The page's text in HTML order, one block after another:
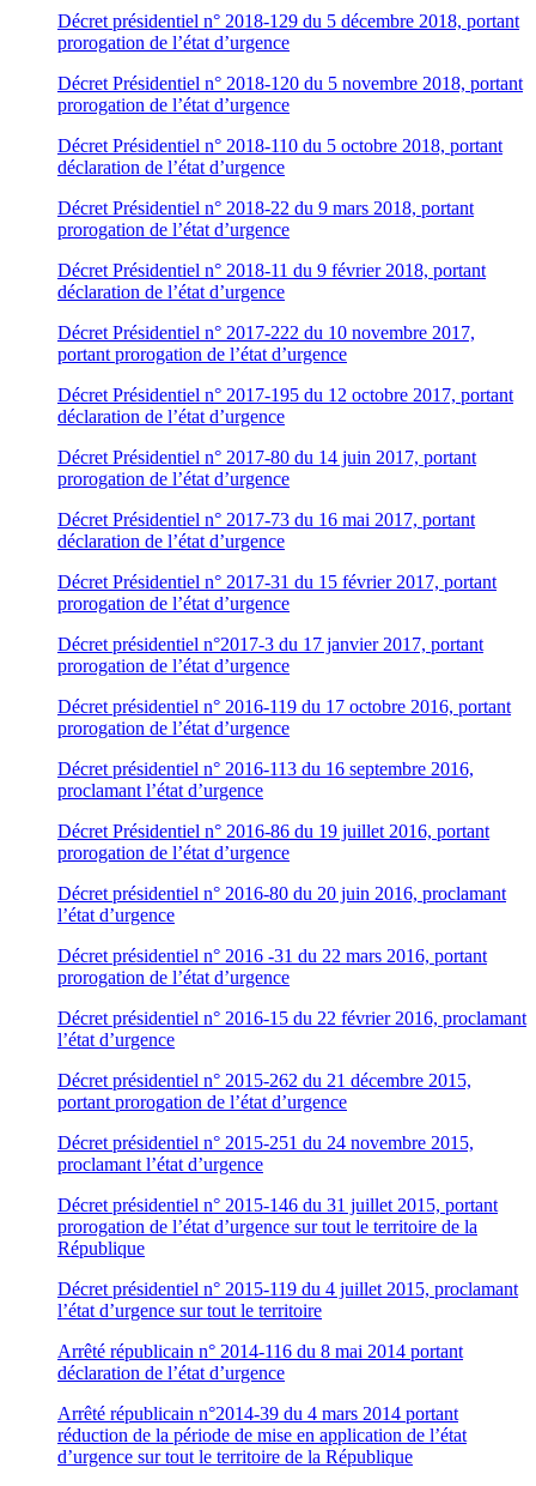
Décret présidentiel n° 2018-129 du 5 décembre 2018, portant
prorogation de l’état d’urgence
Décret Présidentiel n° 2018-120 du 5 novembre 2018, portant
prorogation de l’état d’urgence
Décret Présidentiel n° 2018-110 du 5 octobre 2018, portant
déclaration de l’état d’urgence
Décret Présidentiel n° 2018-22 du 9 mars 2018, portant
prorogation de l’état d’urgence
Décret Présidentiel n° 2018-11 du 9 février 2018, portant
déclaration de l’état d’urgence
Décret Présidentiel n° 2017-222 du 10 novembre 2017,
portant prorogation de l’état d’urgence
Décret Présidentiel n° 2017-195 du 12 octobre 2017, portant
déclaration de l’état d’urgence
Décret Présidentiel n° 2017-80 du 14 juin 2017, portant
prorogation de l’état d’urgence
Décret Présidentiel n° 2017-73 du 16 mai 2017, portant
déclaration de l’état d’urgence
Décret Présidentiel n° 2017-31 du 15 février 2017, portant
prorogation de l’état d’urgence
Décret présidentiel n°2017-3 du 17 janvier 2017, portant
prorogation de l’état d’urgence
Décret présidentiel n° 2016-119 du 17 octobre 2016, portant
prorogation de l’état d’urgence
Décret présidentiel n° 2016-113 du 16 septembre 2016,
proclamant l’état d’urgence
Décret Présidentiel n° 2016-86 du 19 juillet 2016, portant
prorogation de l’état d’urgence
Décret présidentiel n° 2016-80 du 20 juin 2016, proclamant
l’état d’urgence
Décret présidentiel n° 2016 -31 du 22 mars 2016, portant
prorogation de l’état d’urgence
Décret présidentiel n° 2016-15 du 22 février 2016, proclamant
l’état d’urgence
Décret présidentiel n° 2015-262 du 21 décembre 2015,
portant prorogation de l’état d’urgence
Décret présidentiel n° 2015-251 du 24 novembre 2015,
proclamant l’état d’urgence
Décret présidentiel n° 2015-146 du 31 juillet 2015, portant
prorogation de l’état d’urgence sur tout le territoire de la
République
Décret présidentiel n° 2015-119 du 4 juillet 2015, proclamant
l’état d’urgence sur tout le territoire
Arrêté républicain n° 2014-116 du 8 mai 2014 portant
déclaration de l’état d’urgence
Arrêté républicain n°2014-39 du 4 mars 2014 portant
réduction de la période de mise en application de l’état
d’urgence sur tout le territoire de la République